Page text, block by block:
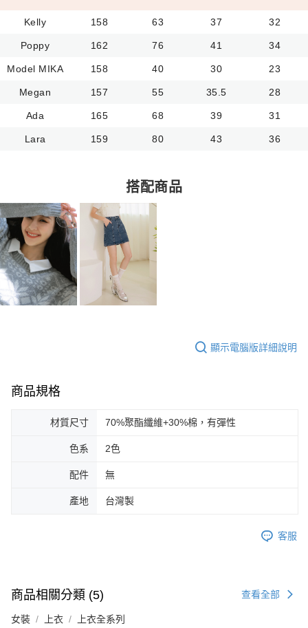
Kelly 158 63 37 32
Poppy 162 76 41 34
Model MIKA 158 40 30 23
Megan 157 55 35.5 28
Ada 165 68 39 31
Lara 159 80 43 36
搭配商品
顯示電腦版詳細說明
商品規格
材質尺寸 70%聚酯纖維+30%棉，有彈性
色系 2色
配件 無
產地 台灣製
客服
商品相關分類 (5) 查看全部
女裝 上衣 上衣全系列